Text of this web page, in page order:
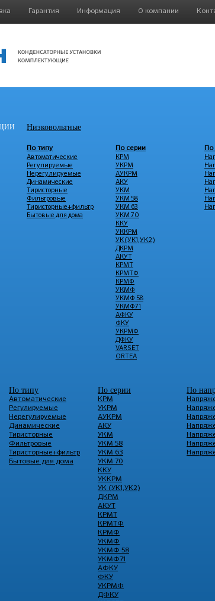
Гарантия Информация О компании
Низковольтные
По типу
Автоматические
Регулируемые
Нерегулируемые
Динамические
Тиристорные
Фильтровые
Тиристорные+фильтр
Бытовые для дома
По серии
КРМ
УКРМ
АУКРМ
АКУ
УКМ
УКМ 58
УКМ 63
УКМ 70
ККУ
УККРМ
УК (УК1,УК2)
ДКРМ
АКУТ
КРМТ
КРМТФ
КРМФ
УКМФ
УКМФ 58
УКМФ71
АФКУ
ФКУ
УКРМФ
ДФКУ
VARSET
ORTEA
По типу
Автоматические
Регулируемые
Нерегулируемые
Динамические
Тиристорные
Фильтровые
Тиристорные+фильтр
Бытовые для дома
По серии
КРМ
УКРМ
АУКРМ
АКУ
УКМ
УКМ 58
УКМ 63
УКМ 70
ККУ
УККРМ
УК (УК1,УК2)
ДКРМ
АКУТ
КРМТ
КРМТФ
КРМФ
УКМФ
УКМФ 58
УКМФ71
АФКУ
ФКУ
УКРМФ
ДФКУ
По